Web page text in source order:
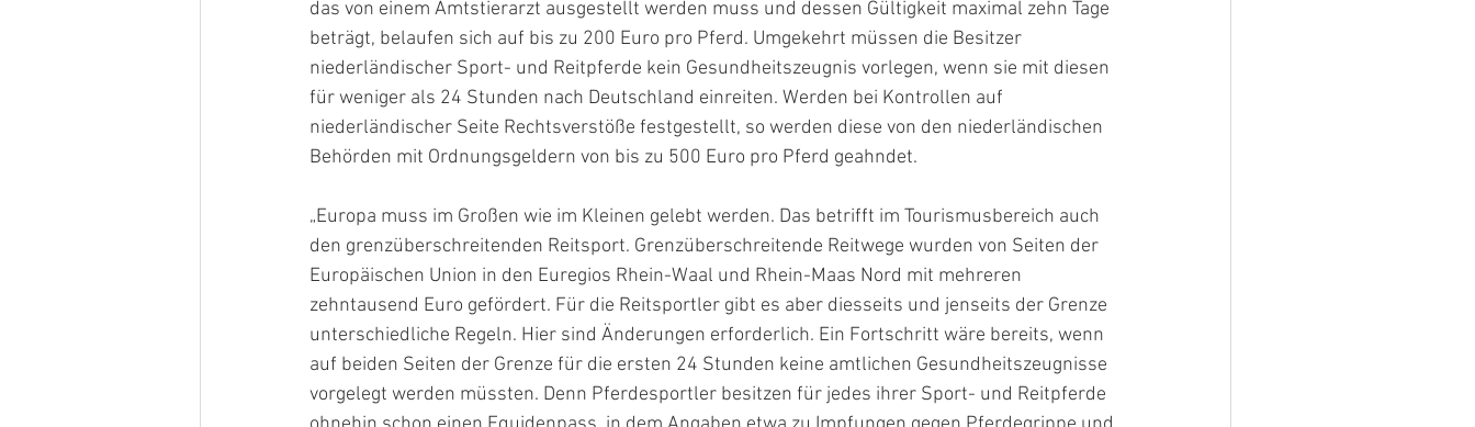
das von einem Amtstierarzt ausgestellt werden muss und dessen Gültigkeit maximal zehn Tage
beträgt, belaufen sich auf bis zu 200 Euro pro Pferd. Umgekehrt müssen die Besitzer
niederländischer Sport- und Reitpferde kein Gesundheitszeugnis vorlegen, wenn sie mit diesen
für weniger als 24 Stunden nach Deutschland einreiten. Werden bei Kontrollen auf
niederländischer Seite Rechtsverstöße festgestellt, so werden diese von den niederländischen
Behörden mit Ordnungsgeldern von bis zu 500 Euro pro Pferd geahndet.
„Europa muss im Großen wie im Kleinen gelebt werden. Das betrifft im Tourismusbereich auch
den grenzüberschreitenden Reitsport. Grenzüberschreitende Reitwege wurden von Seiten der
Europäischen Union in den Euregios Rhein-Waal und Rhein-Maas Nord mit mehreren
zehntausend Euro gefördert. Für die Reitsportler gibt es aber diesseits und jenseits der Grenze
unterschiedliche Regeln. Hier sind Änderungen erforderlich. Ein Fortschritt wäre bereits, wenn
auf beiden Seiten der Grenze für die ersten 24 Stunden keine amtlichen Gesundheitszeugnisse
vorgelegt werden müssten. Denn Pferdesportler besitzen für jedes ihrer Sport- und Reitpferde